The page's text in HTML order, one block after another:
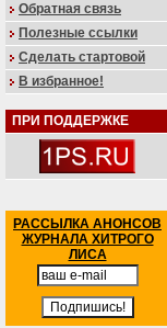
Обратная связь
Полезные ссылки
Сделать стартовой
В избранное!
ПРИ ПОДДЕРЖКЕ
РАССЫЛКА АНОНСОВ
ЖУРНАЛА ХИТРОГО
ЛИСА